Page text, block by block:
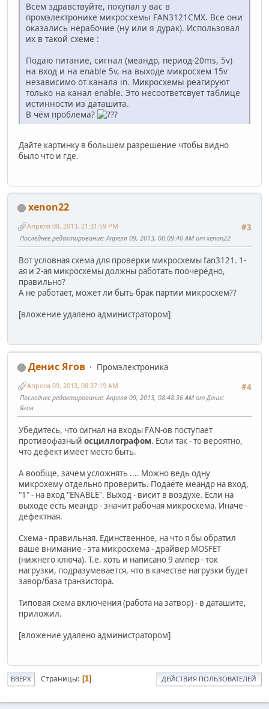
Всем здравствуйте, покупал у вас в
промэлектронике микросхемы FAN3121CMX. Все они
оказались нерабочие (ну или я дурак). Использовал
их в такой схеме :
Подаю питание, сигнал (меандр, период-20ms, 5v)
на вход и на enable 5v, на выходе микросхем 15v
независимо от канала in. Микросхемы реагируют
только на канал enable. Это несоответсвует таблице
истинности из даташита.
В чём проблема?
Дайте картинку в большем разрешение чтобы видно
было что и где.
xenon22
#3
Апреля 08, 2013, 21:31:59 PM
Последнее редактирование: Апреля 09, 2013, 00:09:40 AM от xenon22
Вот условная схема для проверки микросхемы fan3121. 1-
ая и 2-ая микросхемы должны работать поочерёдно,
правильно?
А не работает, может ли быть брак партии микросхем??
[вложение удалено администратором]
Денис Ягов
Промэлектроника
#4
Апреля 09, 2013, 08:37:19 AM
Последнее редактирование: Апреля 09, 2013, 08:48:36 AM от Денис
Ягов
Убедитесь, что сигнал на входы FAN-ов поступает
противофазный осциллографом. Если так - то вероятно,
что дефект имеет место быть.
А вообще, зачем усложнять .... Можно ведь одну
микрохему отдельно проверить. Подаёте меандр на вход,
"1" - на вход "ENABLE". Выход - висит в воздухе. Если на
выходе есть меандр - значит рабочая микросхема. Иначе -
дефектная.
Схема - правильная. Единственное, на что я бы обратил
ваше внимание - эта микросхема - драйвер MOSFET
(нижнего ключа). Т.е. хоть и написано 9 ампер - ток
нагрузки, подразумевается, что в качестве нагрузки будет
завор/база транзистора.
Типовая схема включения (работа на затвор) - в даташите,
приложил.
[вложение удалено администратором]
ВВЕРХ Страницы 1 ДЕЙСТВИЯ ПОЛЬЗОВАТЕЛЕЙ